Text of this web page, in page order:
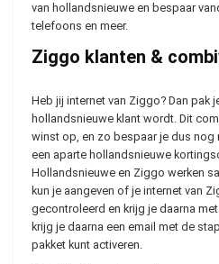
van hollandsnieuwe en bespaar
telefoons en meer.
Ziggo klanten &
Heb jij internet van Ziggo? Dan pak
hollandsnieuwe klant wordt. Dit
winst op, en zo bespaar je dus nog
een aparte hollandsnieuwe
Hollandsnieuwe en Ziggo werken
kun je aangeven of je internet van
gecontroleerd en krijg je daarna
krijg je daarna een email met de
pakket kunt activeren.